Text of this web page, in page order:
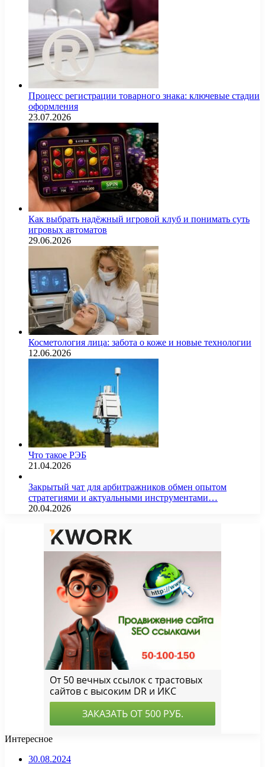
Процесс регистрации товарного знака: ключевые стадии
оформления
23.07.2026
Как выбрать надёжный игровой клуб и понимать суть
игровых автоматов
29.06.2026
Косметология лица: забота о коже и новые технологии
12.06.2026
Что такое РЭБ
21.04.2026
Закрытый чат для арбитражников обмен опытом
стратегиями и актуальными инструментами…
20.04.2026
Интересное
30.08.2024